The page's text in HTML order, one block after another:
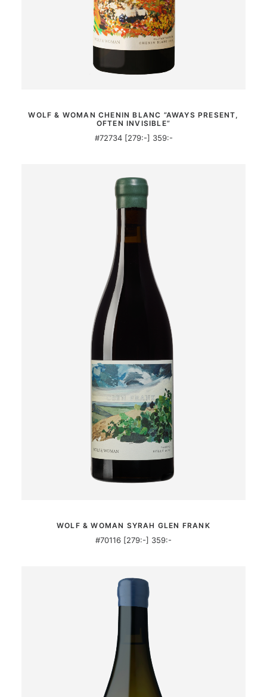
WOLF & WOMAN CHENIN BLANC ”AWAYS PRESENT,
OFTEN INVISIBLE”
#72734 [279:-] 359:-
WOLF & WOMAN SYRAH GLEN FRANK
#70116 [279:-] 359:-